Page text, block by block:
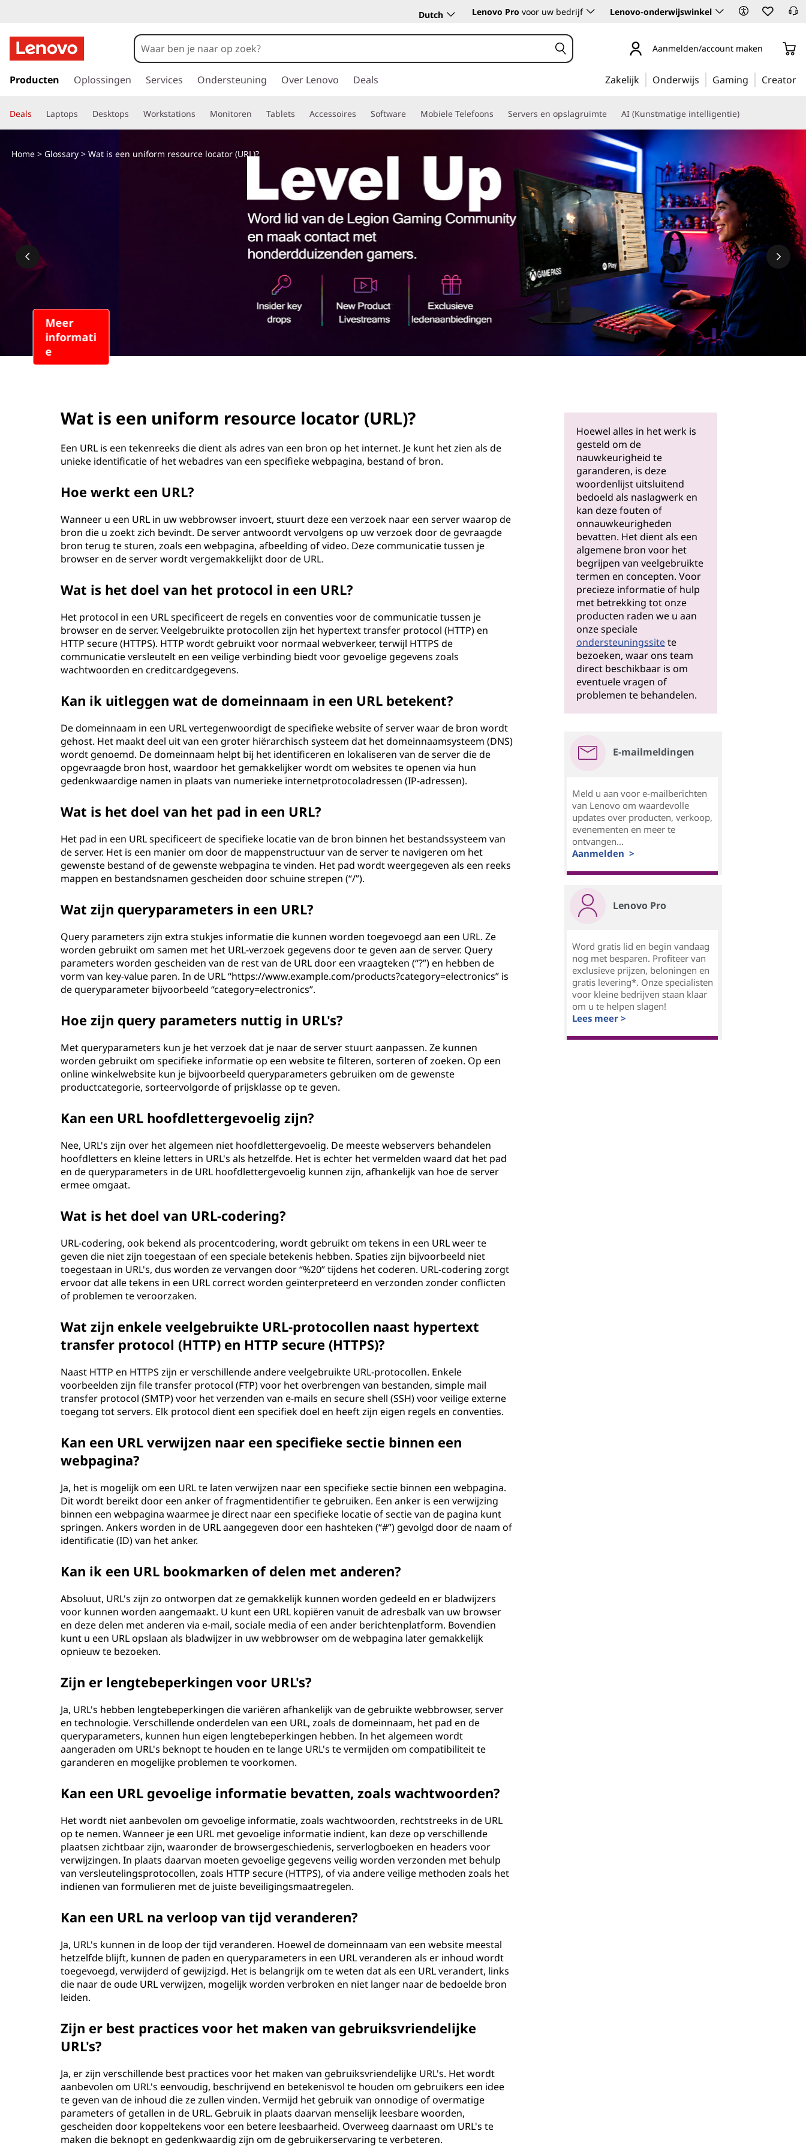
Dutch Lenovo Pro voor uw bedrijf Lenovo-onderwijswinkel
a
a
r
e
f
d
Aanmelden/account maken
Producten Oplossingen Services Ondersteuning Over Lenovo Deals Zakelijk Onderwijs Gaming Creator
Deals Laptops Desktops Workstations Monitoren Tablets Accessoires Software Mobiele Telefoons Servers en opslagruimte AI (Kunstmatige intelligentie)
Meer
informati
Home> Glossary> Wat is een uniform resource locator (URL)?
Wat is een uniform resource locator (URL)?
Een URL is een tekenreeks die dient als adres van een bron op het internet. Je kunt het zien als de
unieke identificatie of het webadres van een specifieke webpagina, bestand of bron.
Hoe werkt een URL?
Wanneer u een URL in uw webbrowser invoert, stuurt deze een verzoek naar een server waarop de
bron die u zoekt zich bevindt. De server antwoordt vervolgens op uw verzoek door de gevraagde
bron terug te sturen, zoals een webpagina, afbeelding of video. Deze communicatie tussen je
browser en de server wordt vergemakkelijkt door de URL.
Wat is het doel van het protocol in een URL?
Het protocol in een URL specificeert de regels en conventies voor de communicatie tussen je
browser en de server. Veelgebruikte protocollen zijn het hypertext transfer protocol (HTTP) en
HTTP secure (HTTPS). HTTP wordt gebruikt voor normaal webverkeer, terwijl HTTPS de
communicatie versleutelt en een veilige verbinding biedt voor gevoelige gegevens zoals
wachtwoorden en creditcardgegevens.
Kan ik uitleggen wat de domeinnaam in een URL betekent?
De domeinnaam in een URL vertegenwoordigt de specifieke website of server waar de bron wordt
gehost. Het maakt deel uit van een groter hiërarchisch systeem dat het domeinnaamsysteem (DNS)
wordt genoemd. De domeinnaam helpt bij het identificeren en lokaliseren van de server die de
opgevraagde bron host, waardoor het gemakkelijker wordt om websites te openen via hun
gedenkwaardige namen in plaats van numerieke internetprotocoladressen (IP-adressen).
Wat is het doel van het pad in een URL?
Het pad in een URL specificeert de specifieke locatie van de bron binnen het bestandssysteem van
de server. Het is een manier om door de mappenstructuur van de server te navigeren om het
gewenste bestand of de gewenste webpagina te vinden. Het pad wordt weergegeven als een reeks
mappen en bestandsnamen gescheiden door schuine strepen (“/”).
Wat zijn queryparameters in een URL?
Query parameters zijn extra stukjes informatie die kunnen worden toegevoegd aan een URL. Ze
worden gebruikt om samen met het URL-verzoek gegevens door te geven aan de server. Query
parameters worden gescheiden van de rest van de URL door een vraagteken (“?”) en hebben de
vorm van key-value paren. In de URL “https://www.example.com/products?category=electronics” is
de queryparameter bijvoorbeeld “category=electronics”.
Hoe zijn query parameters nuttig in URL's?
Met queryparameters kun je het verzoek dat je naar de server stuurt aanpassen. Ze kunnen
worden gebruikt om specifieke informatie op een website te filteren, sorteren of zoeken. Op een
online winkelwebsite kun je bijvoorbeeld queryparameters gebruiken om de gewenste
productcategorie, sorteervolgorde of prijsklasse op te geven.
Kan een URL hoofdlettergevoelig zijn?
Nee, URL's zijn over het algemeen niet hoofdlettergevoelig. De meeste webservers behandelen
hoofdletters en kleine letters in URL's als hetzelfde. Het is echter het vermelden waard dat het pad
en de queryparameters in de URL hoofdlettergevoelig kunnen zijn, afhankelijk van hoe de server
ermee omgaat.
Wat is het doel van URL-codering?
URL-codering, ook bekend als procentcodering, wordt gebruikt om tekens in een URL weer te
geven die niet zijn toegestaan of een speciale betekenis hebben. Spaties zijn bijvoorbeeld niet
toegestaan in URL's, dus worden ze vervangen door “%20” tijdens het coderen. URL-codering zorgt
ervoor dat alle tekens in een URL correct worden geïnterpreteerd en verzonden zonder conflicten
of problemen te veroorzaken.
Wat zijn enkele veelgebruikte URL-protocollen naast hypertext
transfer protocol (HTTP) en HTTP secure (HTTPS)?
Naast HTTP en HTTPS zijn er verschillende andere veelgebruikte URL-protocollen. Enkele
voorbeelden zijn file transfer protocol (FTP) voor het overbrengen van bestanden, simple mail
transfer protocol (SMTP) voor het verzenden van e-mails en secure shell (SSH) voor veilige externe
toegang tot servers. Elk protocol dient een specifiek doel en heeft zijn eigen regels en conventies.
Kan een URL verwijzen naar een specifieke sectie binnen een
webpagina?
Ja, het is mogelijk om een URL te laten verwijzen naar een specifieke sectie binnen een webpagina.
Dit wordt bereikt door een anker of fragmentidentifier te gebruiken. Een anker is een verwijzing
binnen een webpagina waarmee je direct naar een specifieke locatie of sectie van de pagina kunt
springen. Ankers worden in de URL aangegeven door een hashteken (“#”) gevolgd door de naam of
identificatie (ID) van het anker.
Kan ik een URL bookmarken of delen met anderen?
Absoluut, URL's zijn zo ontworpen dat ze gemakkelijk kunnen worden gedeeld en er bladwijzers
voor kunnen worden aangemaakt. U kunt een URL kopiëren vanuit de adresbalk van uw browser
en deze delen met anderen via e-mail, sociale media of een ander berichtenplatform. Bovendien
kunt u een URL opslaan als bladwijzer in uw webbrowser om de webpagina later gemakkelijk
opnieuw te bezoeken.
Zijn er lengtebeperkingen voor URL's?
Ja, URL's hebben lengtebeperkingen die variëren afhankelijk van de gebruikte webbrowser, server
en technologie. Verschillende onderdelen van een URL, zoals de domeinnaam, het pad en de
queryparameters, kunnen hun eigen lengtebeperkingen hebben. In het algemeen wordt
aangeraden om URL's beknopt te houden en te lange URL's te vermijden om compatibiliteit te
garanderen en mogelijke problemen te voorkomen.
Kan een URL gevoelige informatie bevatten, zoals wachtwoorden?
Het wordt niet aanbevolen om gevoelige informatie, zoals wachtwoorden, rechtstreeks in de URL
op te nemen. Wanneer je een URL met gevoelige informatie indient, kan deze op verschillende
plaatsen zichtbaar zijn, waaronder de browsergeschiedenis, serverlogboeken en headers voor
verwijzingen. In plaats daarvan moeten gevoelige gegevens veilig worden verzonden met behulp
van versleutelingsprotocollen, zoals HTTP secure (HTTPS), of via andere veilige methoden zoals het
indienen van formulieren met de juiste beveiligingsmaatregelen.
Kan een URL na verloop van tijd veranderen?
Ja, URL's kunnen in de loop der tijd veranderen. Hoewel de domeinnaam van een website meestal
hetzelfde blijft, kunnen de paden en queryparameters in een URL veranderen als er inhoud wordt
toegevoegd, verwijderd of gewijzigd. Het is belangrijk om te weten dat als een URL verandert, links
die naar de oude URL verwijzen, mogelijk worden verbroken en niet langer naar de bedoelde bron
leiden.
Zijn er best practices voor het maken van gebruiksvriendelijke
URL's?
Ja, er zijn verschillende best practices voor het maken van gebruiksvriendelijke URL's. Het wordt
aanbevolen om URL's eenvoudig, beschrijvend en betekenisvol te houden om gebruikers een idee
te geven van de inhoud die ze zullen vinden. Vermijd het gebruik van onnodige of overmatige
parameters of getallen in de URL. Gebruik in plaats daarvan menselijk leesbare woorden,
gescheiden door koppeltekens voor een betere leesbaarheid. Overweeg daarnaast om URL's te
maken die beknopt en gedenkwaardig zijn om de gebruikerservaring te verbeteren.
Hoewel alles in het werk is
gesteld om de
nauwkeurigheid te
garanderen, is deze
woordenlijst uitsluitend
bedoeld als naslagwerk en
kan deze fouten of
onnauwkeurigheden
bevatten. Het dient als een
algemene bron voor het
begrijpen van veelgebruikte
termen en concepten. Voor
precieze informatie of hulp
met betrekking tot onze
producten raden we u aan
onze speciale
ondersteuningssitete
bezoeken, waar ons team
direct beschikbaar is om
eventuele vragen of
problemen te behandelen.
E-mailmeldingen
Meld u aan voor e-mailberichten
van Lenovo om waardevolle
updates over producten, verkoop,
evenementen en meer te
ontvangen...
Aanmelden >
Lenovo Pro
Word gratis lid en begin vandaag
nog met besparen. Profiteer van
exclusieve prijzen, beloningen en
gratis levering*. Onze specialisten
voor kleine bedrijven staan klaar
om u te helpen slagen!
Lees meer >